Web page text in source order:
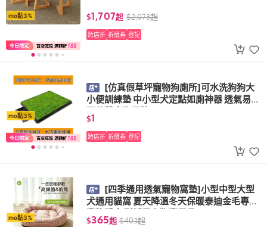
mo點3% $1,707起 $2,073起
跨店折 折價券 登記
mo點3%
[仿真假草坪寵物狗廁所]可水洗狗狗大
小便訓練墊 中小型犬定點如廁神器 透氣易清
理仿草皮狗尿墊
$1
跨店折 折價券 登記
mo點3%
[四季通用透氣寵物窩墊]小型中型大型
犬通用貓窩 夏天降溫冬天保暖泰迪金毛專用
寵物睡床 耐抓居家狗窩用品
$365起 $403起